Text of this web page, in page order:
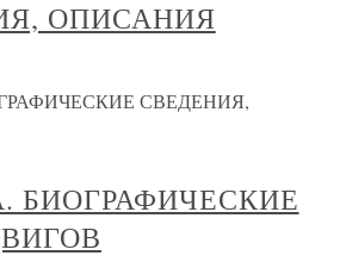
ОПИСАНИЯ
СВЕДЕНИЯ,
БИОГРАФИЧЕСКИЕ